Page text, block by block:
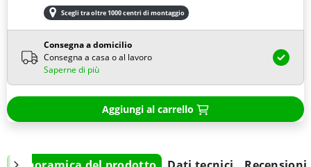
Scegli tra oltre 1000 centri di montaggio
Consegna a domicilio
Consegna a casa o al lavoro
Saperne di più
Aggiungi al carrello